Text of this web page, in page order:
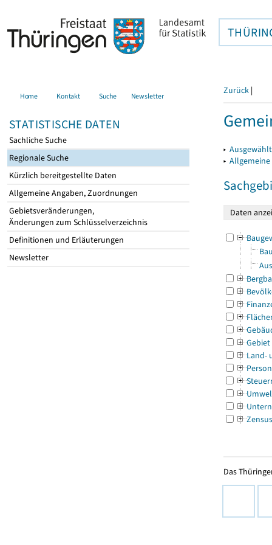
Home Kontakt Suche Newsletter
STATISTISCHE DATEN
Sachliche Suche
Regionale Suche
Kürzlich bereitgestellte Daten
Allgemeine Angaben, Zuordnungen
Gebietsveränderungen,
Änderungen zum Schlüsselverzeichnis
Definitionen und Erläuterungen
Newsletter
Zurück |
▸
▸
Gebiet
Land-
Zensus
Das